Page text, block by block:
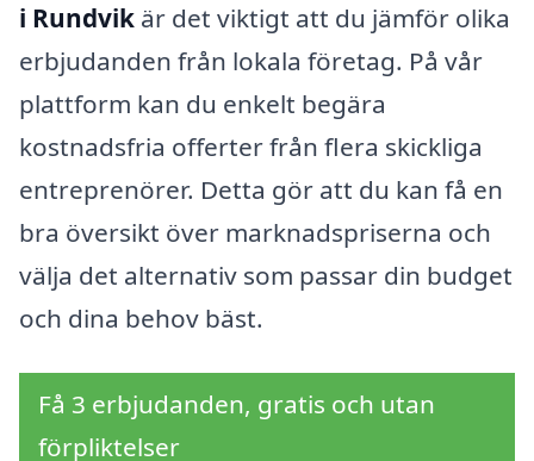
i Rundvik är det viktigt att du jämför olika
erbjudanden från lokala företag. På vår
plattform kan du enkelt begära
kostnadsfria offerter från flera skickliga
entreprenörer. Detta gör att du kan få en
bra översikt över marknadspriserna och
välja det alternativ som passar din budget
och dina behov bäst.
Få 3 erbjudanden, gratis och utan
förpliktelser